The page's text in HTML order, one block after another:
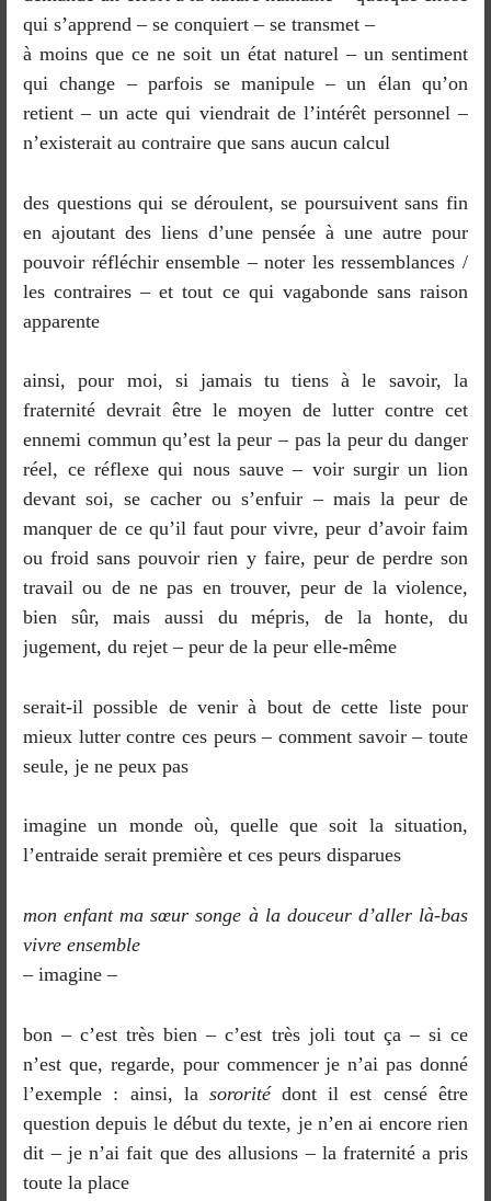
qui s’apprend – se conquiert – se transmet –
à moins que ce ne soit un état naturel – un sentiment
qui change – parfois se manipule – un élan qu’on
retient – un acte qui viendrait de l’intérêt personnel –
n’existerait au contraire que sans aucun calcul
des questions qui se déroulent, se poursuivent sans fin
en ajoutant des liens d’une pensée à une autre pour
pouvoir réfléchir ensemble – noter les ressemblances /
les contraires – et tout ce qui vagabonde sans raison
apparente
ainsi, pour moi, si jamais tu tiens à le savoir, la
fraternité devrait être le moyen de lutter contre cet
ennemi commun qu’est la peur – pas la peur du danger
réel, ce réflexe qui nous sauve – voir surgir un lion
devant soi, se cacher ou s’enfuir – mais la peur de
manquer de ce qu’il faut pour vivre, peur d’avoir faim
ou froid sans pouvoir rien y faire, peur de perdre son
travail ou de ne pas en trouver, peur de la violence,
bien sûr, mais aussi du mépris, de la honte, du
jugement, du rejet – peur de la peur elle-même
serait-il possible de venir à bout de cette liste pour
mieux lutter contre ces peurs – comment savoir – toute
seule, je ne peux pas
imagine un monde où, quelle que soit la situation,
l’entraide serait première et ces peurs disparues
mon enfant ma sœur songe à la douceur d’aller là-bas
vivre ensemble
– imagine –
bon – c’est très bien – c’est très joli tout ça – si ce
n’est que, regarde, pour commencer je n’ai pas donné
l’exemple : ainsi, la sororitédont il est censé être
question depuis le début du texte, je n’en ai encore rien
dit – je n’ai fait que des allusions – la fraternité a pris
toute la place